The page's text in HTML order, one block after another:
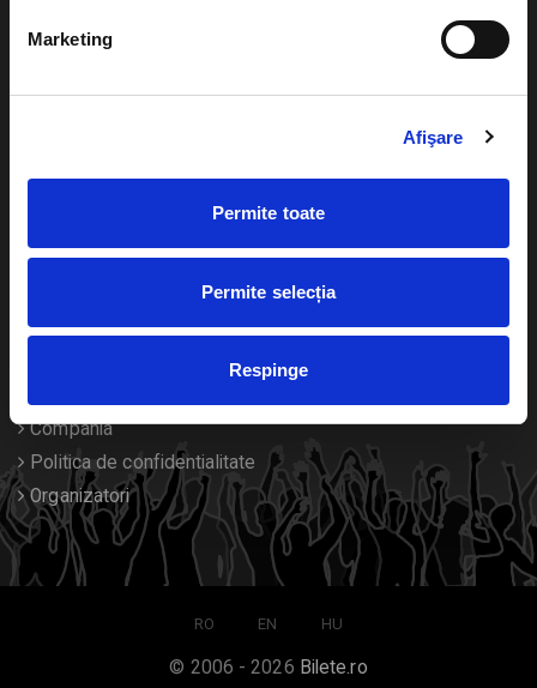
Marketing
Afişare
Permite toate
Permite selecția
Respinge
Diverse
Despre noi
Contact
Compania
Politica de confidentialitate
Organizatori
RO EN HU
© 2006 - 2026 Bilete.ro